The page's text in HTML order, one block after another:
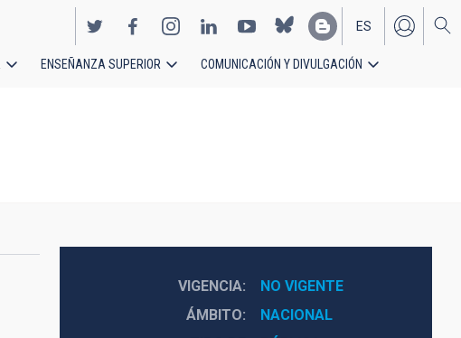
EN
ES
ENSEÑANZA SUPERIOR COMUNICACIÓN Y DIVULGACIÓN
VIGENCIA
NO VIGENTE
ÁMBITO
NACIONAL